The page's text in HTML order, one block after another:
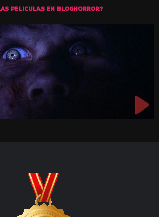
PELICULAS EN BLOGHORROR?